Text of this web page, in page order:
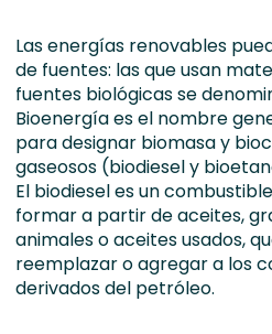
Las energías renovables
de fuentes: las que usan
fuentes biológicas se
Bioenergía es el nombre
para designar biomasa y
gaseosos (biodiesel y
El biodiesel es un
formar a partir de aceites,
animales o aceites usados,
reemplazar o agregar a los
derivados del petróleo.